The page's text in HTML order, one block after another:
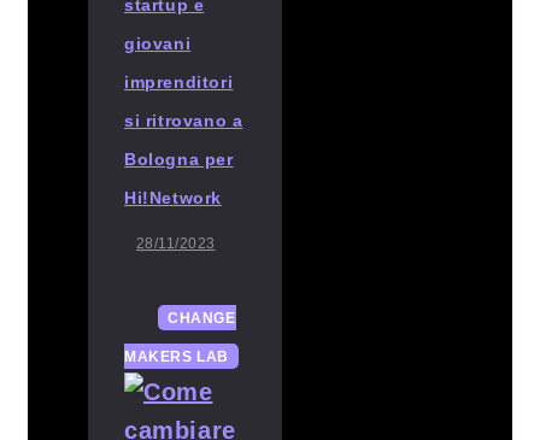
startup e
giovani
imprenditori
si ritrovano a
Bologna per
Hi!Network
28/11/2023
CHANGE
MAKERS LAB